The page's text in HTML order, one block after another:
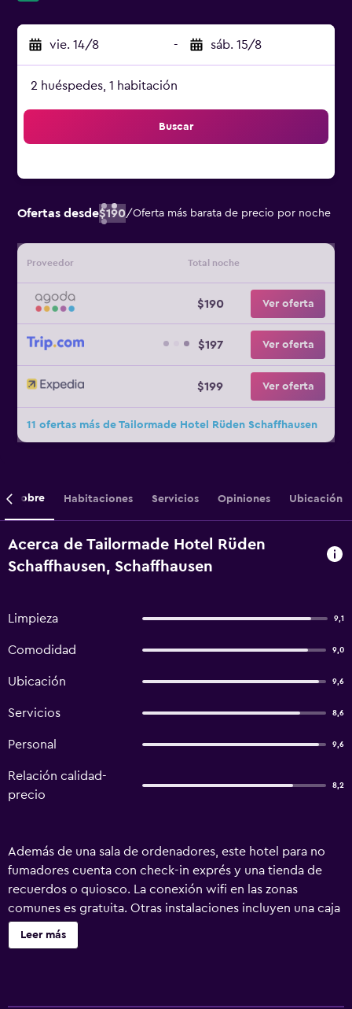
vie. 14/8 - sáb. 15/8
2 huéspedes, 1 habitación
Buscar
Ofertas desde$190/Oferta más barata de precio por noche
Proveedor Total noche
$190 Ver oferta
$197 Ver oferta
$199 Ver oferta
11 ofertas más de Tailormade Hotel Rüden Schaffhausen
Sobre Habitaciones Servicios Opiniones Ubicación
Acerca de Tailormade Hotel Rüden
Schaffhausen, Schaffhausen
Limpieza 9,1
Comodidad 9,0
Ubicación 9,6
Servicios 8,6
Personal 9,6
Relación calidad-
precio
8,2
Además de una sala de ordenadores, este hotel para no
fumadores cuenta con check-in exprés y una tienda de
recuerdos o quiosco. La conexión wifi en las zonas
comunes es gratuita. Otras instalaciones incluyen una caja
fuerte en la recepción y personal multilingüe. Tailormade
Hotel RÜDEN Schaffhausen ofrece 30 alojamientos con
Leer más